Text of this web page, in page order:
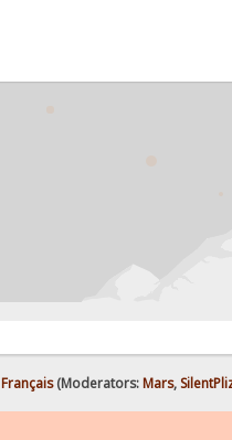
Français(Moderators:Mars,